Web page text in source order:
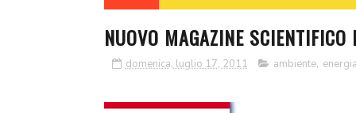
NUOVO MAGAZINE SCIENTIFICO
domenica, luglio 17, 2011 ambiente, energia